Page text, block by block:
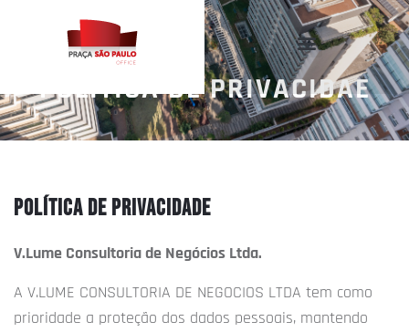
POLÍTICA DE PRIVACIDAE
POLÍTICA DE PRIVACIDADE
V.Lume Consultoria de Negócios Ltda.
A V.LUME CONSULTORIA DE NEGOCIOS LTDA tem como
prioridade a proteção dos dados pessoais, mantendo